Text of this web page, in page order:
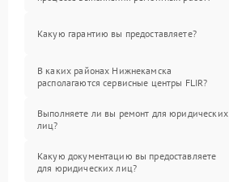
Какую гарантию вы предоставляете?
В каких районах Нижнекамска
располагаются сервисные центры FLIR?
Выполняете ли вы ремонт для юридических
лиц?
Какую документацию вы предоставляете
для юридических лиц?